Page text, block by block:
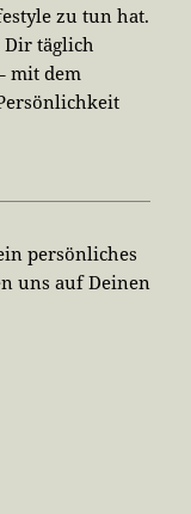
zu tun hat.
Dir täglich
mit dem
persönliches
uns auf Deinen